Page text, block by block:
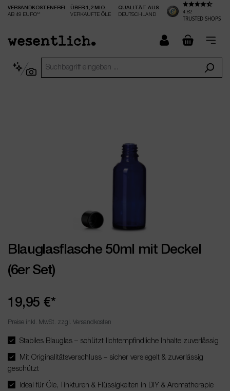
springen
VERSANDKOSTENFREI
AB 49 EURO**
ÜBER 1,2 MIO.
VERKAUFTE ÖLE
QUALITÄT AUS
DEUTSCHLAND
4.82
TRUSTED SHOPS
Blauglasflasche 50ml mit Deckel
(6er Set)
19,95 €*
Preise inkl. MwSt. zzgl. Versandkosten
Stabiles Blauglas – schützt lichtempfindliche Inhalte zuverlässig
Mit Originalitätsverschluss – sicher versiegelt & zuverlässig
geschützt
Ideal für Öle, Tinkturen & Flüssigkeiten in DIY & Aromatherapie